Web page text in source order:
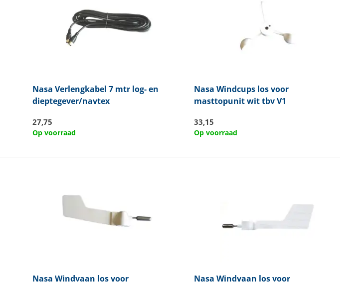
Nasa Verlengkabel 7 mtr log- en
dieptegever/navtex
27,75
Op voorraad
Nasa Windcups los voor
masttopunit wit tbv V1
33,15
Op voorraad
Nasa Windvaan los voor
Nasa Windvaan los voor